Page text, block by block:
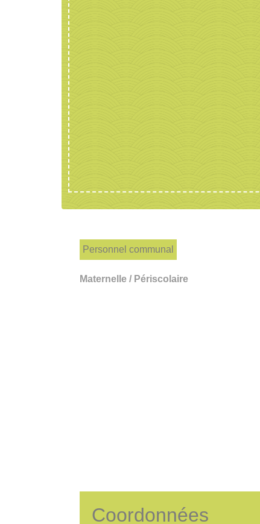
Personnel communal
Maternelle / Périscolaire
Coordonnées